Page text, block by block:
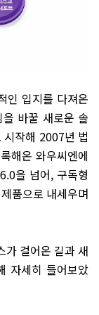
인 입지를 다져온
바꿀 새로운 솔
작해 2007년 법
해온 와우씨엔에
을 넘어, 구독형
품으로 내세우며
가 걸어온 길과 새
자세히 들어보았